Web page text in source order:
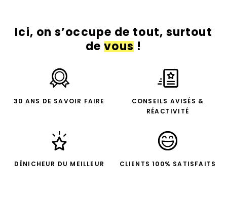
Ici, on s’occupe de tout, surtout
devous!
30 ANS DE SAVOIR FAIRE
CONSEILS AVISÉS &
RÉACTIVITÉ
DÉNICHEUR DU MEILLEUR CLIENTS 100% SATISFAITS